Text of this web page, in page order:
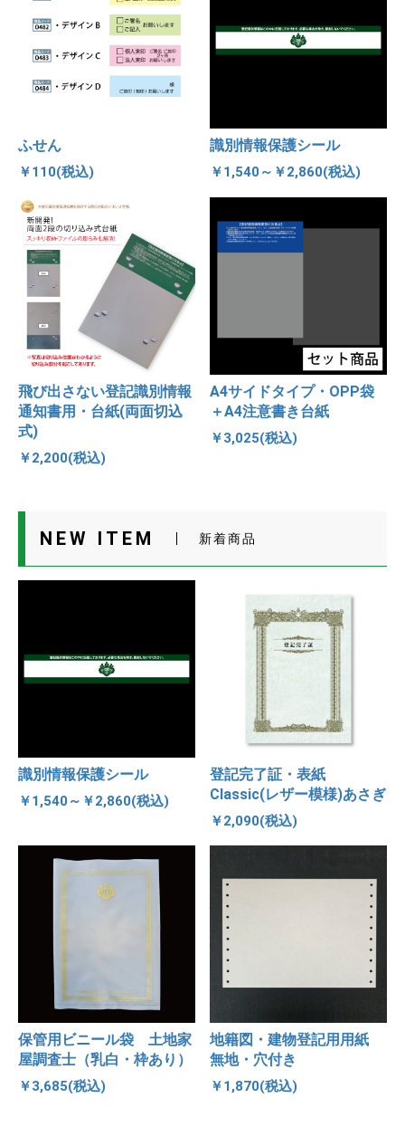
ふせん
￥110(税込)
識別情報保護シール
￥1,540～￥2,860(税込)
飛び出さない登記識別情報
通知書用・台紙(両面切込
式)
￥2,200(税込)
A4サイドタイプ・OPP袋
＋A4注意書き台紙
￥3,025(税込)
NEW ITEM 新着商品
識別情報保護シール
￥1,540～￥2,860(税込)
登記完了証・表紙
Classic(レザー模様)あさぎ
￥2,090(税込)
保管用ビニール袋 土地家
屋調査士（乳白・枠あり）
￥3,685(税込)
地籍図・建物登記用用紙
無地・穴付き
￥1,870(税込)